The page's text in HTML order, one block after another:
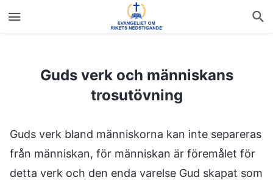
Guds verk och människans trosutövning
Guds verk och människans
trosutövning
Guds verk bland människorna kan inte separeras
från människan, för människan är föremålet för
detta verk och den enda varelse Gud skapat som